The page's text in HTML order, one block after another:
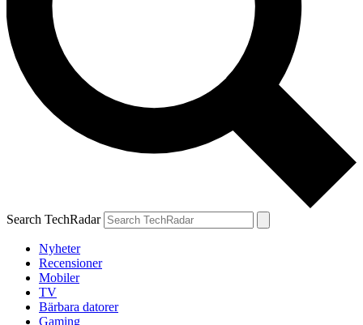
Search TechRadar
Nyheter
Recensioner
Mobiler
TV
Bärbara datorer
Gaming